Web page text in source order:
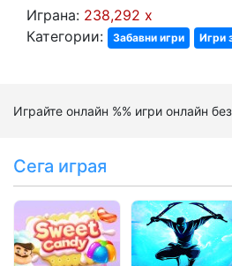
Играна: 238,292 x
Категории:
Забавни игри Игри
Играйте онлайн %% игри онлайн
Сега играя